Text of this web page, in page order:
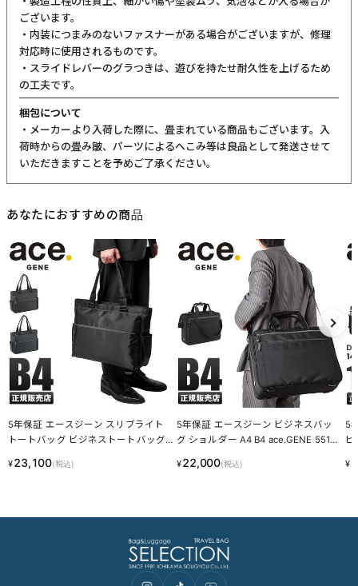
ございます。
・内装につまみのないファスナーがある場合がございますが、修理
対応時に使用されるものです。
・スライドレバーのグラつきは、遊びを持たせ耐久性を上げるため
の工夫です。
梱包について
・メーカーより入荷した際に、畳まれている商品もございます。入
荷時からの畳み皺、パーツによるへこみ等は良品として発送させて
いただきますことを予めご了承ください。
あなたにおすすめの商品
5年保証 エースジーン スリブライト
トートバッグ ビジネストートバッグ
¥23,100(税込)
5年保証 エースジーン ビジネスバッ
グ ショルダー A4 B4 ace.GENE 55163
¥22,000(税込)
5
ビ
¥